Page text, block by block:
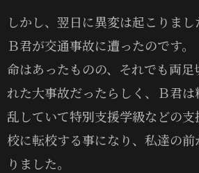
しかし、翌日に異変は起こりまし
Ｂ君が交通事故に遭ったのです。
命はあったものの、それでも両足
れた大事故だったらしく、Ｂ君
乱していて特別支援学級などの
校に転校する事になり、私達の
りました。